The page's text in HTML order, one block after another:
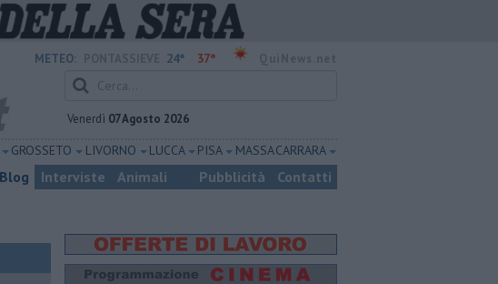
METEO: 24° 37°
Venerdì 07 Agosto 2026
GROSSETO LIVORNO LUCCA PISA MASSA CARRARA
Blog Interviste Animali Pubblicità Contatti